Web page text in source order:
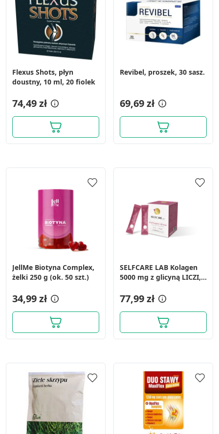
Flexus Shots, płyn
doustny, 10 ml, 20 fiolek
74,49 zł
Revibel, proszek, 30 sasz.
69,69 zł
JellMe Biotyna Complex,
żelki 250 g (ok. 50 szt.)
34,99 zł
SELFCARE LAB Kolagen
5000 mg z glicyną LICZI,
77,99 zł